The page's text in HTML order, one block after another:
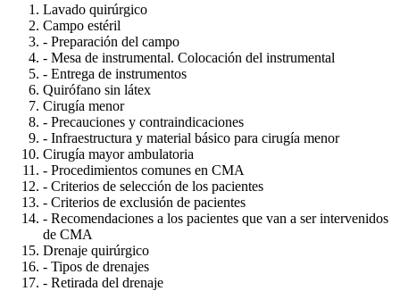
Lavado quirúrgico
Campo estéril
- Preparación del campo
- Mesa de instrumental. Colocación del instrumental
- Entrega de instrumentos
Quirófano sin látex
Cirugía menor
- Precauciones y contraindicaciones
- Infraestructura y material básico para cirugía menor
Cirugía mayor ambulatoria
- Procedimientos comunes en CMA
- Criterios de selección de los pacientes
- Criterios de exclusión de pacientes
- Recomendaciones a los pacientes que van a ser intervenidos
de CMA
Drenaje quirúrgico
- Tipos de drenajes
- Retirada del drenaje